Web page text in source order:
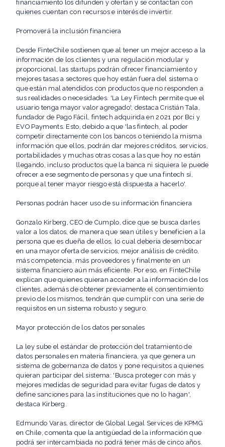
financiamiento los difunden y ofertan y se contactan con
quienes cuentan con recursos e interés de invertir.
Promoverá la inclusión financiera
Desde FinteChile sostienen que al tener un mejor acceso a la
información de los clientes y una regulación modular y
proporcional, las startups podrán ofrecer financiamiento y
mejores tasas a sectores que hoy están fuera del sistema o
que están mal atendidos con productos que no responden a
sus realidades o necesidades. 'La Ley Fintech permite que el
usuario tenga mayor valor agregado', destaca Cristián Tala,
fundador de Pago Fácil, fintech adquirida en 2021 por Bci y
EVO Payments. Esto, debido a que 'las fintech, al poder
competir directamente con los bancos o teniendo la misma
información que ellos, podrán dar mejores créditos, servicios,
portabilidades y muchas otras cosas a las que hoy no están
llegando, incluso productos que la banca ni siquiera le puede
ofrecer a ese segmento de personas y que una fintech sí,
porque al tener mayor riesgo está dispuesta a hacerlo'.
Personas podrán hacer uso de su información financiera
Gonzalo Kirberg, CEO de Cumplo, dice que se busca darles
valor a los datos, de manera que sean útiles y beneficien a la
persona que es dueña de ellos, lo cual debería desembocar
en una mayor oferta de servicios, mejor análisis de crédito,
más competencia, más proveedores y finalmente en un
sistema financiero aún más eficiente. Por eso, en FinteChile
explican que quienes quieran acceder a la información de los
clientes, además de obtener previamente el consentimiento
previo de los mismos, tendrán que cumplir con una serie de
requisitos en un sistema robusto y seguro.
Mayor protección de los datos personales
La ley sube el estándar de protección del tratamiento de
datos personales en materia financiera, ya que genera un
sistema de gobernanza de datos y pone requisitos a quienes
quieran participar del sistema: 'Busca proteger con más y
mejores medidas de seguridad para evitar fugas de datos y
define sanciones para las instituciones que no lo hagan',
destaca Kirberg.
Edmundo Varas, director de Global Legal Services de KPMG
en Chile, comenta que la antigüedad de la información que
podrá ser intercambiada no podrá tener más de cinco años.